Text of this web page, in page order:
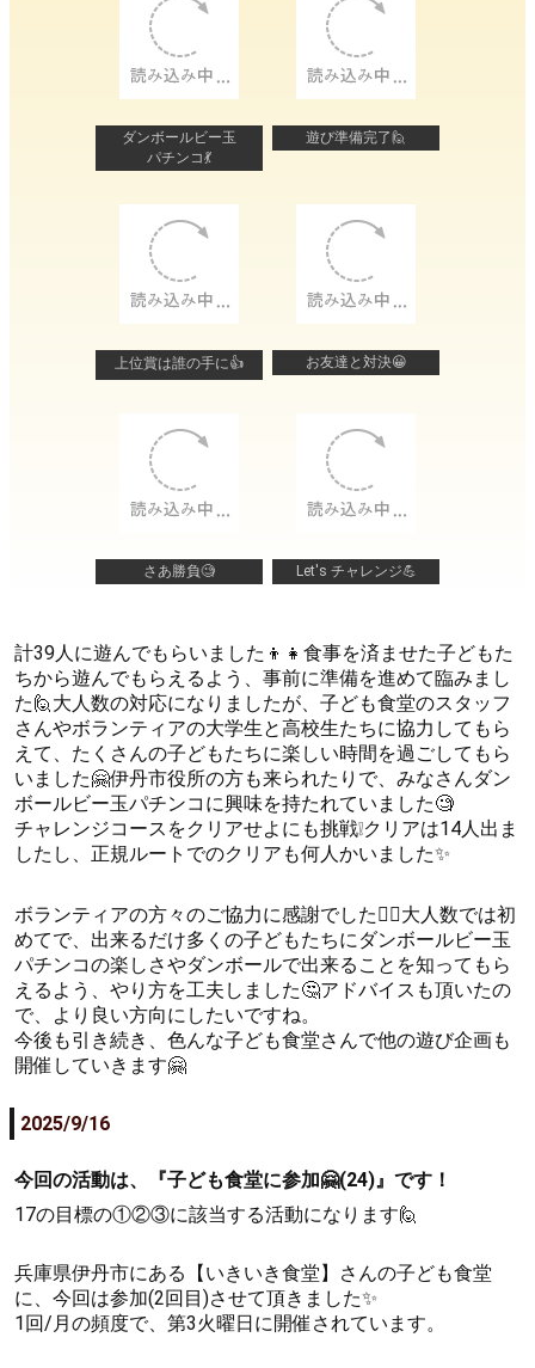
ダンボールビー玉
パチンコ💃
遊び準備完了🙋
上位賞は誰の手に👍 お友達と対決😀
さあ勝負🧐 Let's チャレンジ💪
計39人に遊んでもらいました👦👧食事を済ませた子どもた
ちから遊んでもらえるよう、事前に準備を進めて臨みまし
た🙋大人数の対応になりましたが、子ども食堂のスタッフ
さんやボランティアの大学生と高校生たちに協力してもら
えて、たくさんの子どもたちに楽しい時間を過ごしてもら
いました🤗伊丹市役所の方も来られたりで、みなさんダン
ボールビー玉パチンコに興味を持たれていました🧐
チャレンジコースをクリアせよにも挑戦❕クリアは14人出ま
したし、正規ルートでのクリアも何人かいました✨
ボランティアの方々のご協力に感謝でした🙇‍♀大人数では初
めてで、出来るだけ多くの子どもたちにダンボールビー玉
パチンコの楽しさやダンボールで出来ることを知ってもら
えるよう、やり方を工夫しました🤔アドバイスも頂いたの
で、より良い方向にしたいですね。
今後も引き続き、色んな子ども食堂さんで他の遊び企画も
開催していきます🤗
2025/9/16
今回の活動は、『子ども食堂に参加🤗(24)』です！
17の目標の①②③に該当する活動になります🙋
兵庫県伊丹市にある【いきいき食堂】さんの子ども食堂
に、今回は参加(2回目)させて頂きました✨
1回/月の頻度で、第3火曜日に開催されています。